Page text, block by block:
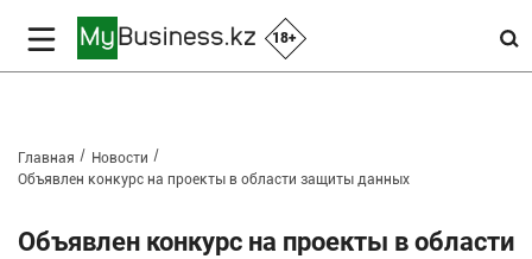
18+
Главная
Новости
Объявлен конкурс на проекты в области защиты данных
Объявлен конкурс на проекты в области